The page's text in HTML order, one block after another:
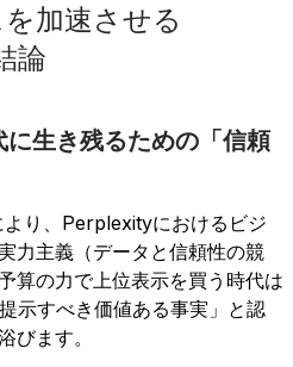
加速させる
論
生き残るための「信頼
り、Perplexityにおけるビジ
力主義（データと信頼性の競
算の力で上位表示を買う時代は
示すべき価値ある事実」と認
びます。